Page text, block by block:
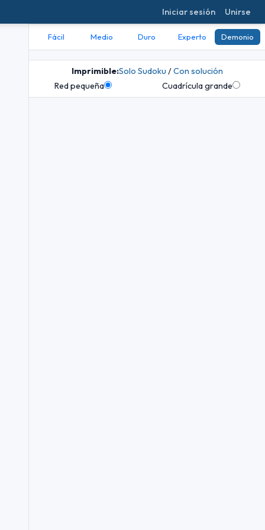
Iniciar sesión Unirse
Fácil Medio Duro Experto Demonio
Imprimible:Solo Sudoku /Con solución
Red pequeña
Cuadrícula grande